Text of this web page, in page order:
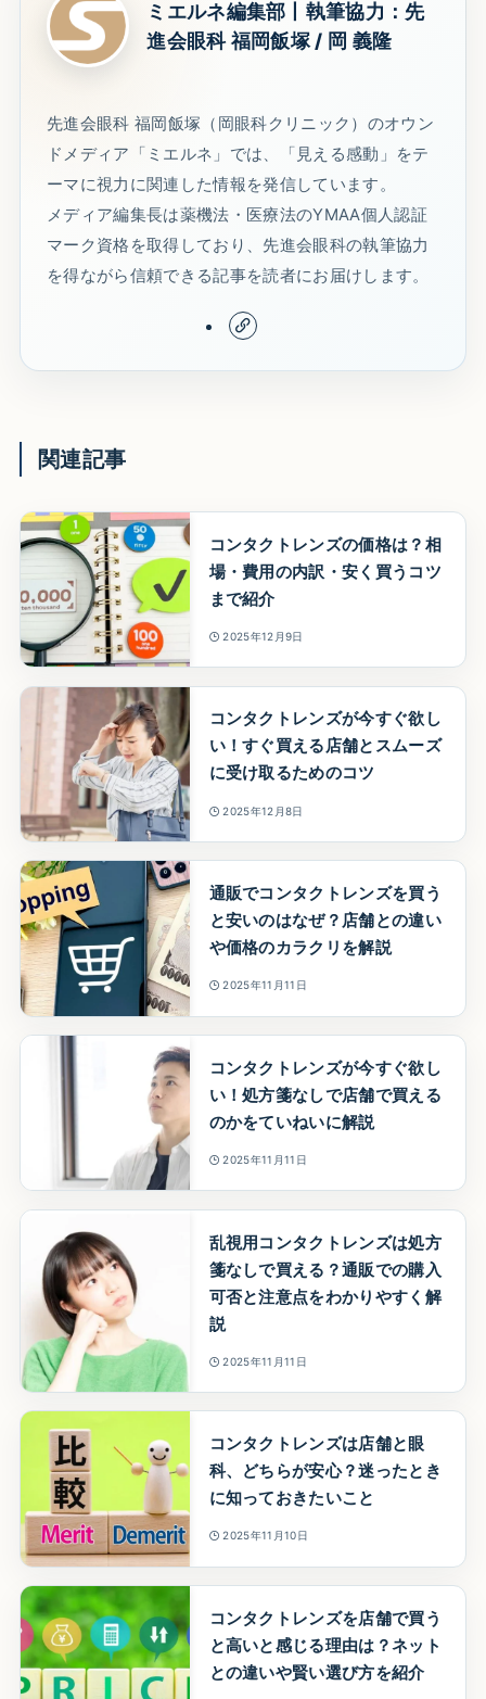
ミエルネ編集部丨執筆協力：先
進会眼科 福岡飯塚 / 岡 義隆
先進会眼科 福岡飯塚（岡眼科クリニック）のオウン
ドメディア「ミエルネ」では、「見える感動」をテ
ーマに視力に関連した情報を発信しています。
メディア編集長は薬機法・医療法のYMAA個人認証
マーク資格を取得しており、先進会眼科の執筆協力
を得ながら信頼できる記事を読者にお届けします。
関連記事
コンタクトレンズの価格は？相
場・費用の内訳・安く買うコツ
まで紹介
2025年12月9日
コンタクトレンズが今すぐ欲し
い！すぐ買える店舗とスムーズ
に受け取るためのコツ
2025年12月8日
通販でコンタクトレンズを買う
と安いのはなぜ？店舗との違い
や価格のカラクリを解説
2025年11月11日
コンタクトレンズが今すぐ欲し
い！処方箋なしで店舗で買える
のかをていねいに解説
2025年11月11日
乱視用コンタクトレンズは処方
箋なしで買える？通販での購入
可否と注意点をわかりやすく解
説
2025年11月11日
コンタクトレンズは店舗と眼
科、どちらが安心？迷ったとき
に知っておきたいこと
2025年11月10日
コンタクトレンズを店舗で買う
と高いと感じる理由は？ネット
との違いや賢い選び方を紹介